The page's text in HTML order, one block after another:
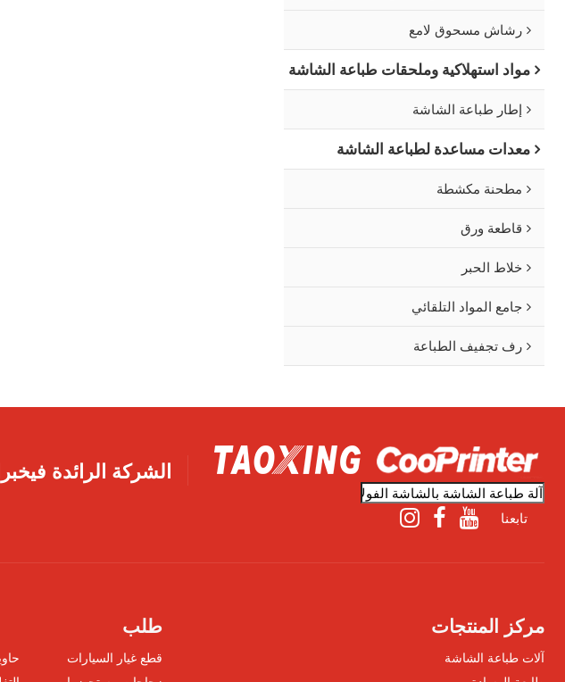
رشاش مسحوق لامع
مواد استهلاكية وملحقات طباعة الشاشة
إطار طباعة الشاشة
معدات مساعدة لطباعة الشاشة
مطحنة مكشطة
قاطعة ورق
خلاط الحبر
جامع المواد التلقائي
رف تجفيف الطباعة
الشركة الرائدة
تابعنا
مركز المنتجات
آلات طباعة الشاشة
طلب
قطع غيار السيارات